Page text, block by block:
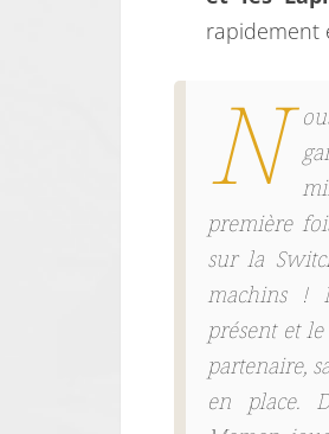
rapidement
N
première
sur la
machins !
présent et
partenaire,
en place.